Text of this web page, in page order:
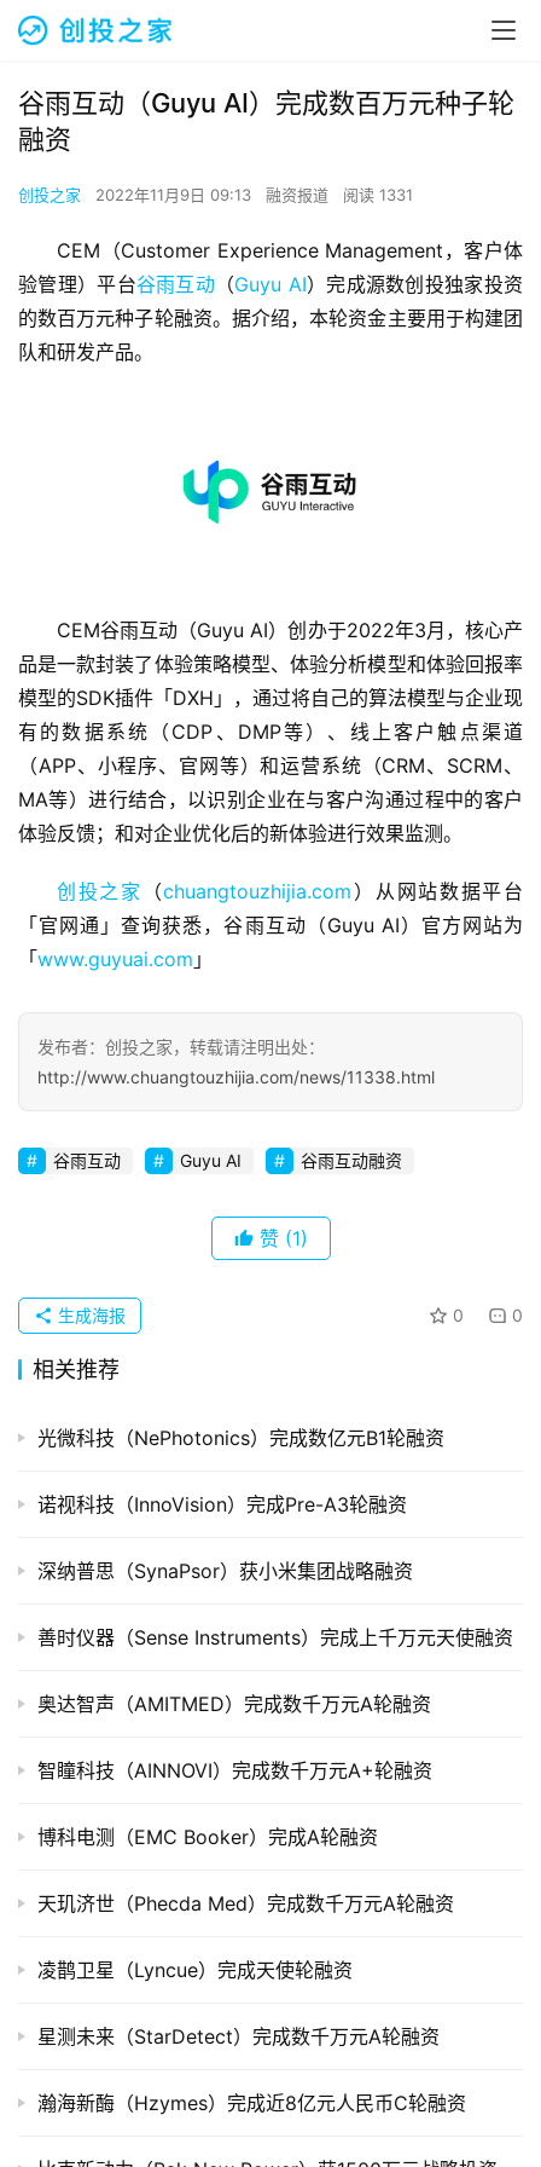
首
页
融
报
商
业
企
业
发
布
购
司
市
创
数
业
学
登录
投稿
谷雨互动（Guyu AI）完成数百万元种子轮
融资
创投之家 2022年11月9日 09:13 融资报道 阅读 1331
CEM（Customer Experience Management，客户体
验管理）平台谷雨互动 （Guyu AI）完成源数创投独家投资
的数百万元种子轮融资。据介绍，本轮资金主要用于构建团
队和研发产品。
CEM谷雨互动（Guyu AI）创办于2022年3月，核心产
品是一款封装了体验策略模型、体验分析模型和体验回报率
模型的SDK插件「DXH」，通过将自己的算法模型与企业现
有的数据系统（CDP、DMP等）、线上客户触点渠道
（APP、小程序、官网等）和运营系统（CRM、SCRM、
MA等）进行结合，以识别企业在与客户沟通过程中的客户
体验反馈；和对企业优化后的新体验进行效果监测。
创投之家 （chuangtouzhijia.com ）从网站数据平台
「官网通」查询获悉，谷雨互动（Guyu AI）官方网站为
「www.guyuai.com 」
发布者：创投之家，转载请注明出处：
http://www.chuangtouzhijia.com/news/11338.html
谷雨互动 Guyu AI 谷雨互动融资
赞 (1)
0 0
生成海报
相关推荐
光微科技（NePhotonics）完成数亿元B1轮融资
诺视科技（InnoVision）完成Pre-A3轮融资
深纳普思（SynaPsor）获小米集团战略融资
善时仪器（Sense Instruments）完成上千万元天使融资
奥达智声（AMITMED）完成数千万元A轮融资
智瞳科技（AINNOVI）完成数千万元A+轮融资
博科电测（EMC Booker）完成A轮融资
天玑济世（Phecda Med）完成数千万元A轮融资
凌鹊卫星（Lyncue）完成天使轮融资
星测未来（StarDetect）完成数千万元A轮融资
瀚海新酶（Hzymes）完成近8亿元人民币C轮融资